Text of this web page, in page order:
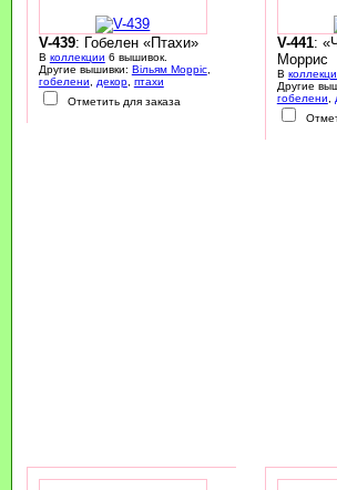
V-439: Гобелен «Птахи»
В коллекции 6 вышивок.
Другие вышивки: Вільям Морріс,
гобелени, декор, птахи
Отметить для заказа
V-441:
Моррис
В
Другие
гобелени,